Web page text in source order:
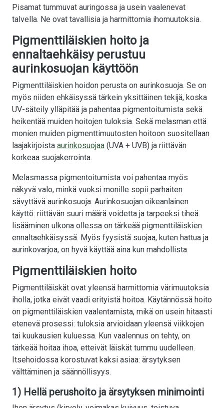
Pisamat tummuvat auringossa ja usein vaalenevat
talvella. Ne ovat tavallisia ja harmittomia ihomuutoksia.
Pigmenttiläiskien hoito ja
ennaltaehkäisy perustuu
aurinkosuojan käyttöön
Pigmenttiläiskien hoidon perusta on aurinkosuoja. Se on
myös niiden ehkäisyssä tärkein yksittäinen tekijä, koska
UV-säteily ylläpitää ja pahentaa pigmentoitumista sekä
heikentää muiden hoitojen tuloksia. Sekä melasman että
monien muiden pigmenttimuutosten hoitoon suositellaan
laajakirjoista aurinkosuojaa (UVA + UVB) ja riittävän
korkeaa suojakerrointa.
Melasmassa pigmentoitumista voi pahentaa myös
näkyvä valo, minkä vuoksi monille sopii parhaiten
sävyttävä aurinkosuoja. Aurinkosuojan oikeanlainen
käyttö: riittävän suuri määrä voidetta ja tarpeeksi tiheä
lisääminen ulkona ollessa on tärkeää pigmenttiläiskien
ennaltaehkäisyssä. Myös fyysistä suojaa, kuten hattua ja
aurinkovarjoa, on hyvä käyttää aina kun mahdollista.
Pigmenttiläiskien hoito
Pigmenttiläiskät ovat yleensä harmittomia värimuutoksia
iholla, jotka eivät vaadi erityistä hoitoa. Käytännössä hoito
on pigmenttiläiskien vaalentamista, mikä on usein hitaasti
etenevä prosessi: tuloksia arvioidaan yleensä viikkojen
tai kuukausien kuluessa. Kun vaalennus on tehty, on
tärkeää hoitaa ihoa, etteivät läiskät tummu uudelleen.
Itsehoidossa korostuvat kaksi asiaa: ärsytyksen
välttäminen ja säännöllisyys.
1) Hellä perushoito ja ärsytyksen minimointi